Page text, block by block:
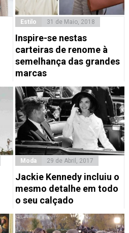
Estilo 31 de Maio, 2018
Inspire-se nestas
carteiras de renome à
semelhança das grandes
marcas
Moda 29 de Abril, 2017
Jackie Kennedy incluiu o
mesmo detalhe em todo
o seu calçado